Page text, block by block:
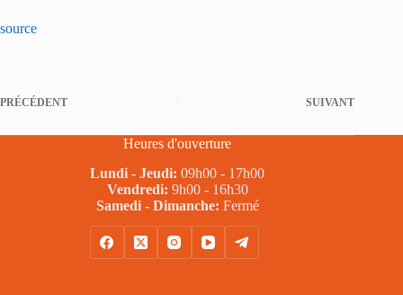
source
PRÉCÉDENT SUIVANT
Heures d'ouverture
Lundi - Jeudi: 09h00 - 17h00
Vendredi: 9h00 - 16h30
Samedi - Dimanche: Fermé